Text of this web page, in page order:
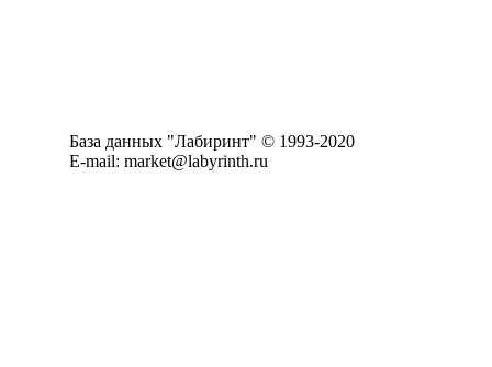
База данных "Лабиринт" © 1993-2020
E-mail: market@labyrinth.ru